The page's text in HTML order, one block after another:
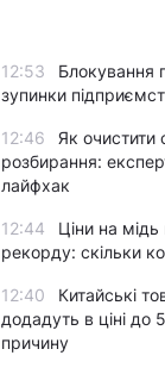
12:53
Блокування
зупинки
12:46
Як очистити
розбирання:
лайфхак
12:44
Ціни на
рекорду: скільки
12:40
Китайські
додадуть в ціні до
причину